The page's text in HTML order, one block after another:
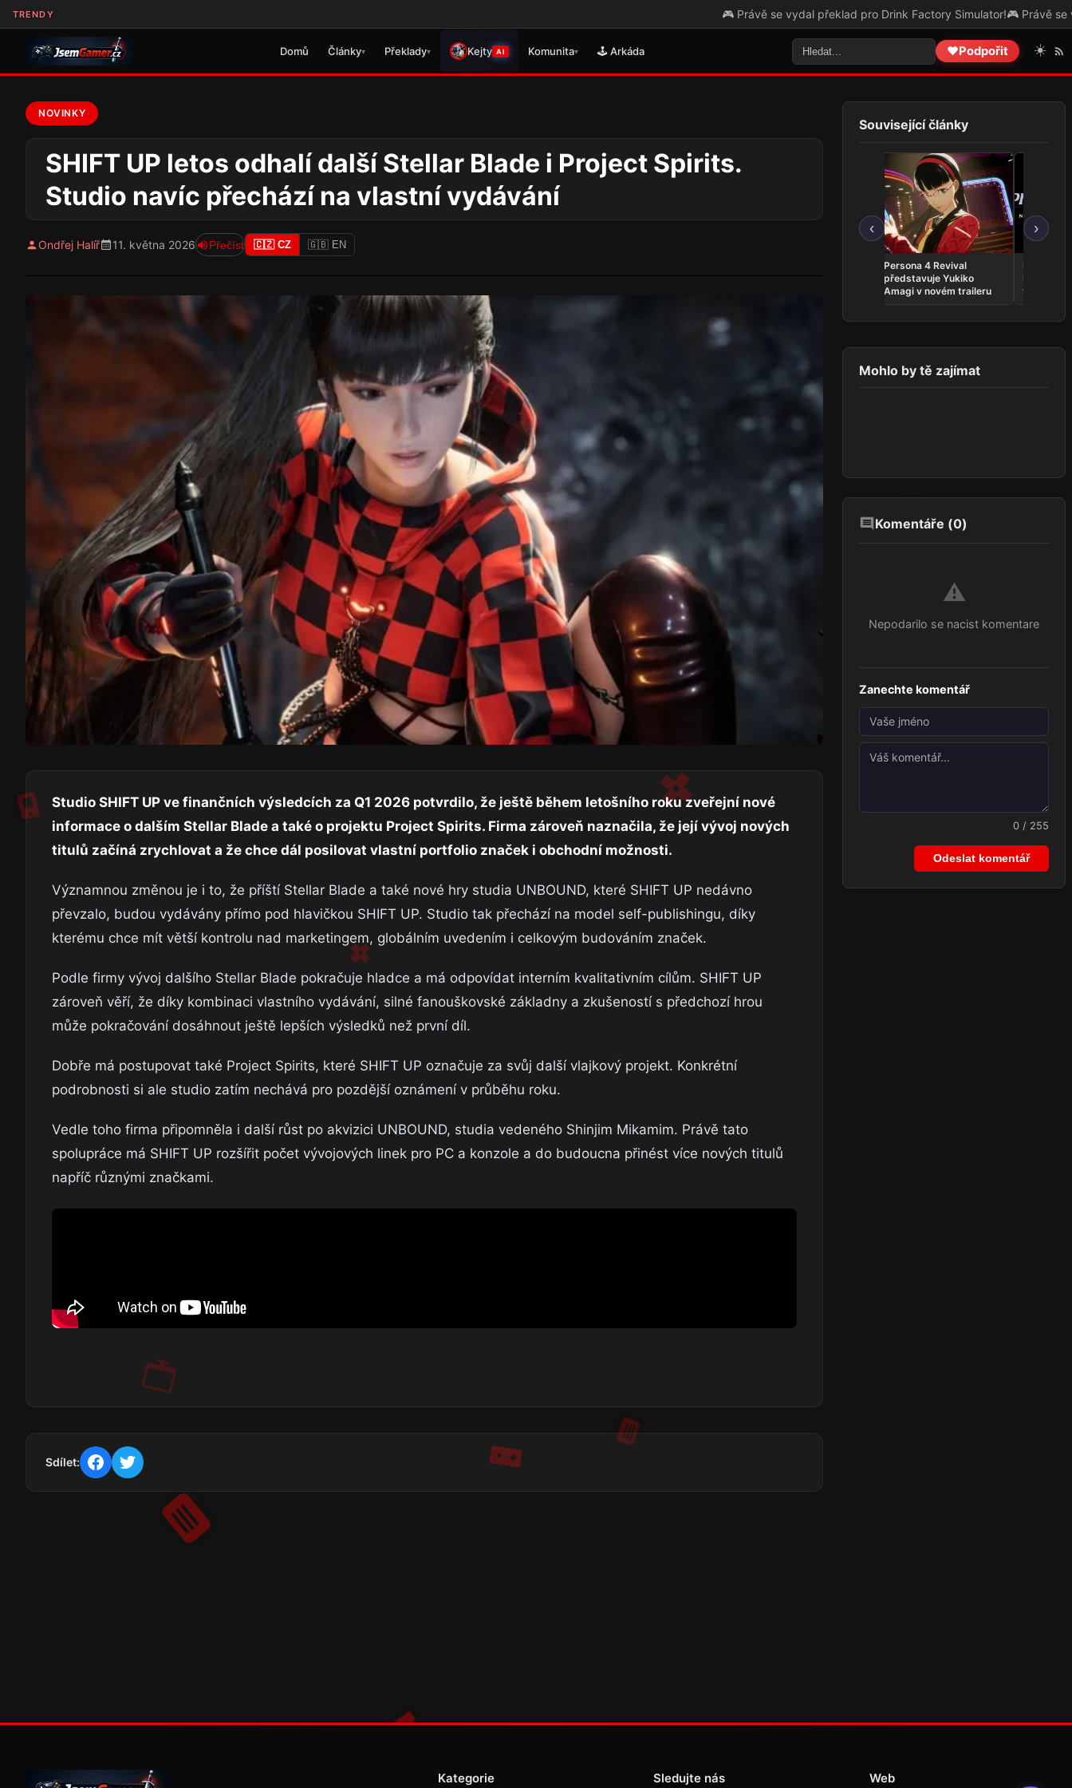
TRENDY 🎮 Právě se vydal překlad pro Drink Factory Simulator!🎮 Právě se vydal
Domů Články▾ Překlady▾ Kejty AI Komunita▾ 🕹️ Arkáda ❤️Podpořit ☀️
NOVINKY
SHIFT UP letos odhalí další Stellar Blade i Project Spirits.
Studio navíc přechází na vlastní vydávání
Ondřej Halíř 11. května 2026 Přečíst 🇨🇿 CZ 🇬🇧 EN
Studio SHIFT UP ve finančních výsledcích za Q1 2026 potvrdilo, že ještě během letošního roku zveřejní nové
informace o dalším Stellar Blade a také o projektu Project Spirits. Firma zároveň naznačila, že její vývoj nových
titulů začíná zrychlovat a že chce dál posilovat vlastní portfolio značek i obchodní možnosti.
Významnou změnou je i to, že příští Stellar Blade a také nové hry studia UNBOUND, které SHIFT UP nedávno
převzalo, budou vydávány přímo pod hlavičkou SHIFT UP. Studio tak přechází na model self-publishingu, díky
kterému chce mít větší kontrolu nad marketingem, globálním uvedením i celkovým budováním značek.
Podle firmy vývoj dalšího Stellar Blade pokračuje hladce a má odpovídat interním kvalitativním cílům. SHIFT UP
zároveň věří, že díky kombinaci vlastního vydávání, silné fanouškovské základny a zkušeností s předchozí hrou
může pokračování dosáhnout ještě lepších výsledků než první díl.
Dobře má postupovat také Project Spirits, které SHIFT UP označuje za svůj další vlajkový projekt. Konkrétní
podrobnosti si ale studio zatím nechává pro pozdější oznámení v průběhu roku.
Vedle toho firma připomněla i další růst po akvizici UNBOUND, studia vedeného Shinjim Mikamim. Právě tato
spolupráce má SHIFT UP rozšířit počet vývojových linek pro PC a konzole a do budoucna přinést více nových titulů
napříč různými značkami.
Sdílet:
Související články
‹
Persona 4 Revival
představuje Yukiko
Amagi v novém traileru
Phantom:
INFERNO
vyjde v
›
Mohlo by tě zajímat
Komentáře (0)
⚠️
Nepodarilo se nacist komentare
Zanechte komentář
0 / 255
Odeslat komentář
Kategorie Sledujte nás Web